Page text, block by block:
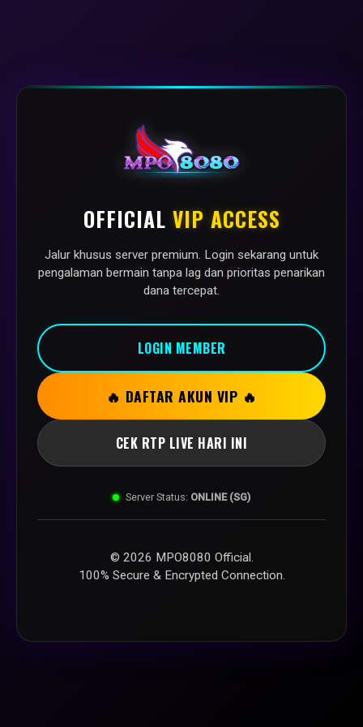
OFFICIAL VIP ACCESS
Jalur khusus server premium. Login sekarang untuk
pengalaman bermain tanpa lag dan prioritas penarikan
dana tercepat.
LOGIN MEMBER
🔥 DAFTAR AKUN VIP 🔥
CEK RTP LIVE HARI INI
Server Status: ONLINE (SG)
© 2026 MPO8080 Official.
100% Secure & Encrypted Connection.